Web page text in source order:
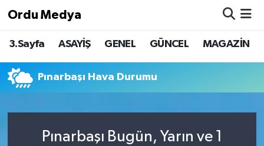
Ordu Medya
3.Sayfa ASAYİŞ GENEL GÜNCEL MAGAZİN
Pınarbaşı Hava Durumu
Pınarbaşı Bugün, Yarın ve 1
ASAYİŞ
Basketbol
Borsa
Nöbetçi Eczaneler
Hava Durumu
Trafik Durumu